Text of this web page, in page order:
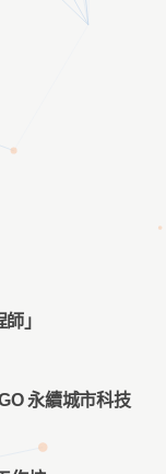
」
永續城市科技